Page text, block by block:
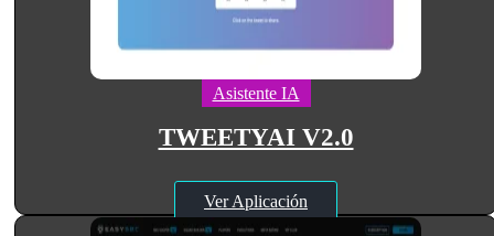
Asistente IA
TWEETYAI V2.0
Ver Aplicación